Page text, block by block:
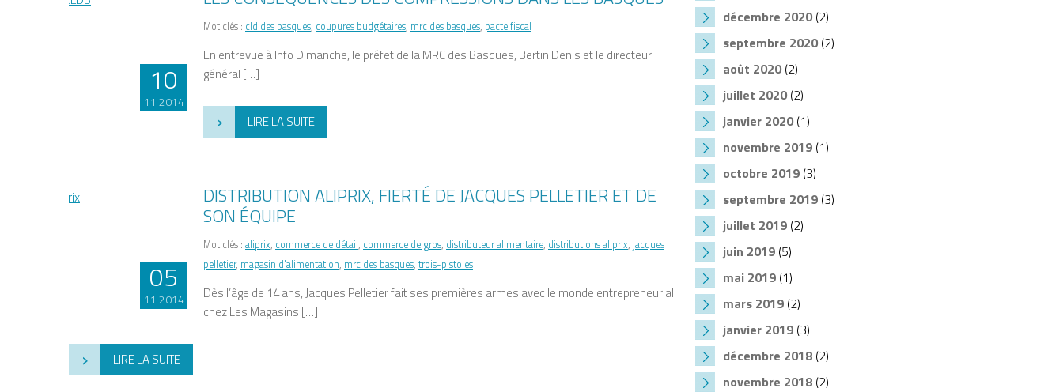
10
11 2014
Mot clés : cld des basques, coupures budgétaires, mrc des basques, pacte fiscal
En entrevue à Info Dimanche, le préfet de la MRC des Basques, Bertin Denis et le directeur
général […]
› LIRE LA SUITE
05
11 2014
DISTRIBUTION ALIPRIX, FIERTÉ DE JACQUES PELLETIER ET DE
SON ÉQUIPE
Mot clés : aliprix, commerce de détail, commerce de gros, distributeur alimentaire, distributions aliprix, jacques
pelletier, magasin d'alimentation, mrc des basques, trois-pistoles
Dès l’âge de 14 ans, Jacques Pelletier fait ses premières armes avec le monde entrepreneurial
chez Les Magasins […]
› LIRE LA SUITE
décembre 2020(2)
septembre 2020(2)
août 2020(2)
juillet 2020(2)
janvier 2020(1)
novembre 2019(1)
octobre 2019(3)
septembre 2019(3)
juillet 2019(2)
juin 2019(5)
mai 2019(1)
mars 2019(2)
janvier 2019(3)
décembre 2018(2)
novembre 2018(2)